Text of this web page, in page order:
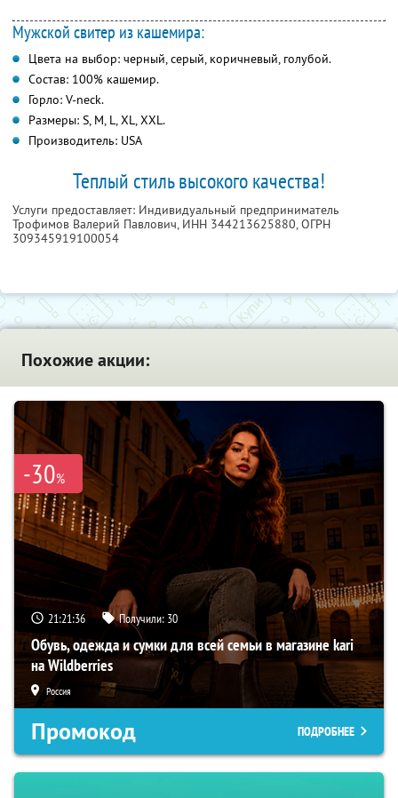
Мужской свитер из кашемира:
Цвета на выбор: черный, серый, коричневый, голубой.
Состав: 100% кашемир.
Горло: V-neck.
Размеры: S, M, L, XL, XXL.
Производитель: USA
Теплый стиль высокого качества!
Услуги предоставляет: Индивидуальный предприниматель
Трофимов Валерий Павлович, ИНН 344213625880, ОГРН
309345919100054
Похожие акции:
-30%
21:21:35 Получили: 30
Обувь, одежда и сумки для всей семьи в магазине kari
на Wildberries
Россия
Промокод ПОДРОБНЕЕ